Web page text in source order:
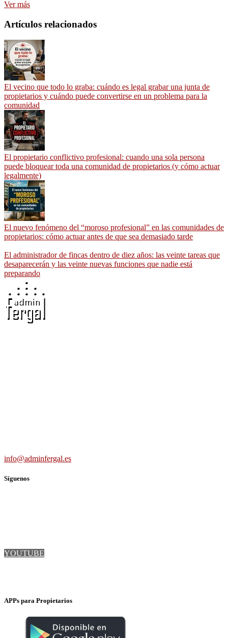
Ver más
Artículos relacionados
El vecino que todo lo graba: cuándo es legal grabar una junta de
propietarios y cuándo puede convertirse en un problema para la
comunidad
El propietario conflictivo profesional: cuando una sola persona
puede bloquear toda una comunidad de propietarios (y cómo actuar
legalmente)
El nuevo fenómeno del “moroso profesional” en las comunidades de
propietarios: cómo actuar antes de que sea demasiado tarde
El administrador de fincas dentro de diez años: las veinte tareas que
desaparecerán y las veinte nuevas funciones que nadie está
preparando
info@adminfergal.es
Síguenos
YOUTUBE
APPs para Propietarios